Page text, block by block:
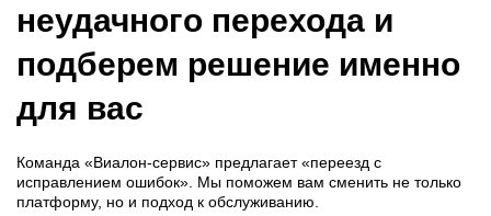
неудачного перехода и
подберем решение именно
для вас
Команда «Виалон-сервис» предлагает «переезд с
исправлением ошибок». Мы поможем вам сменить не только
платформу, но и подход к обслуживанию.